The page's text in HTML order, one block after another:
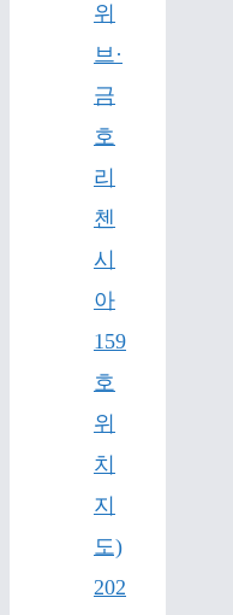
위
브·
금
호
리
첸
시
아
159
호
위
치
지
도)
202